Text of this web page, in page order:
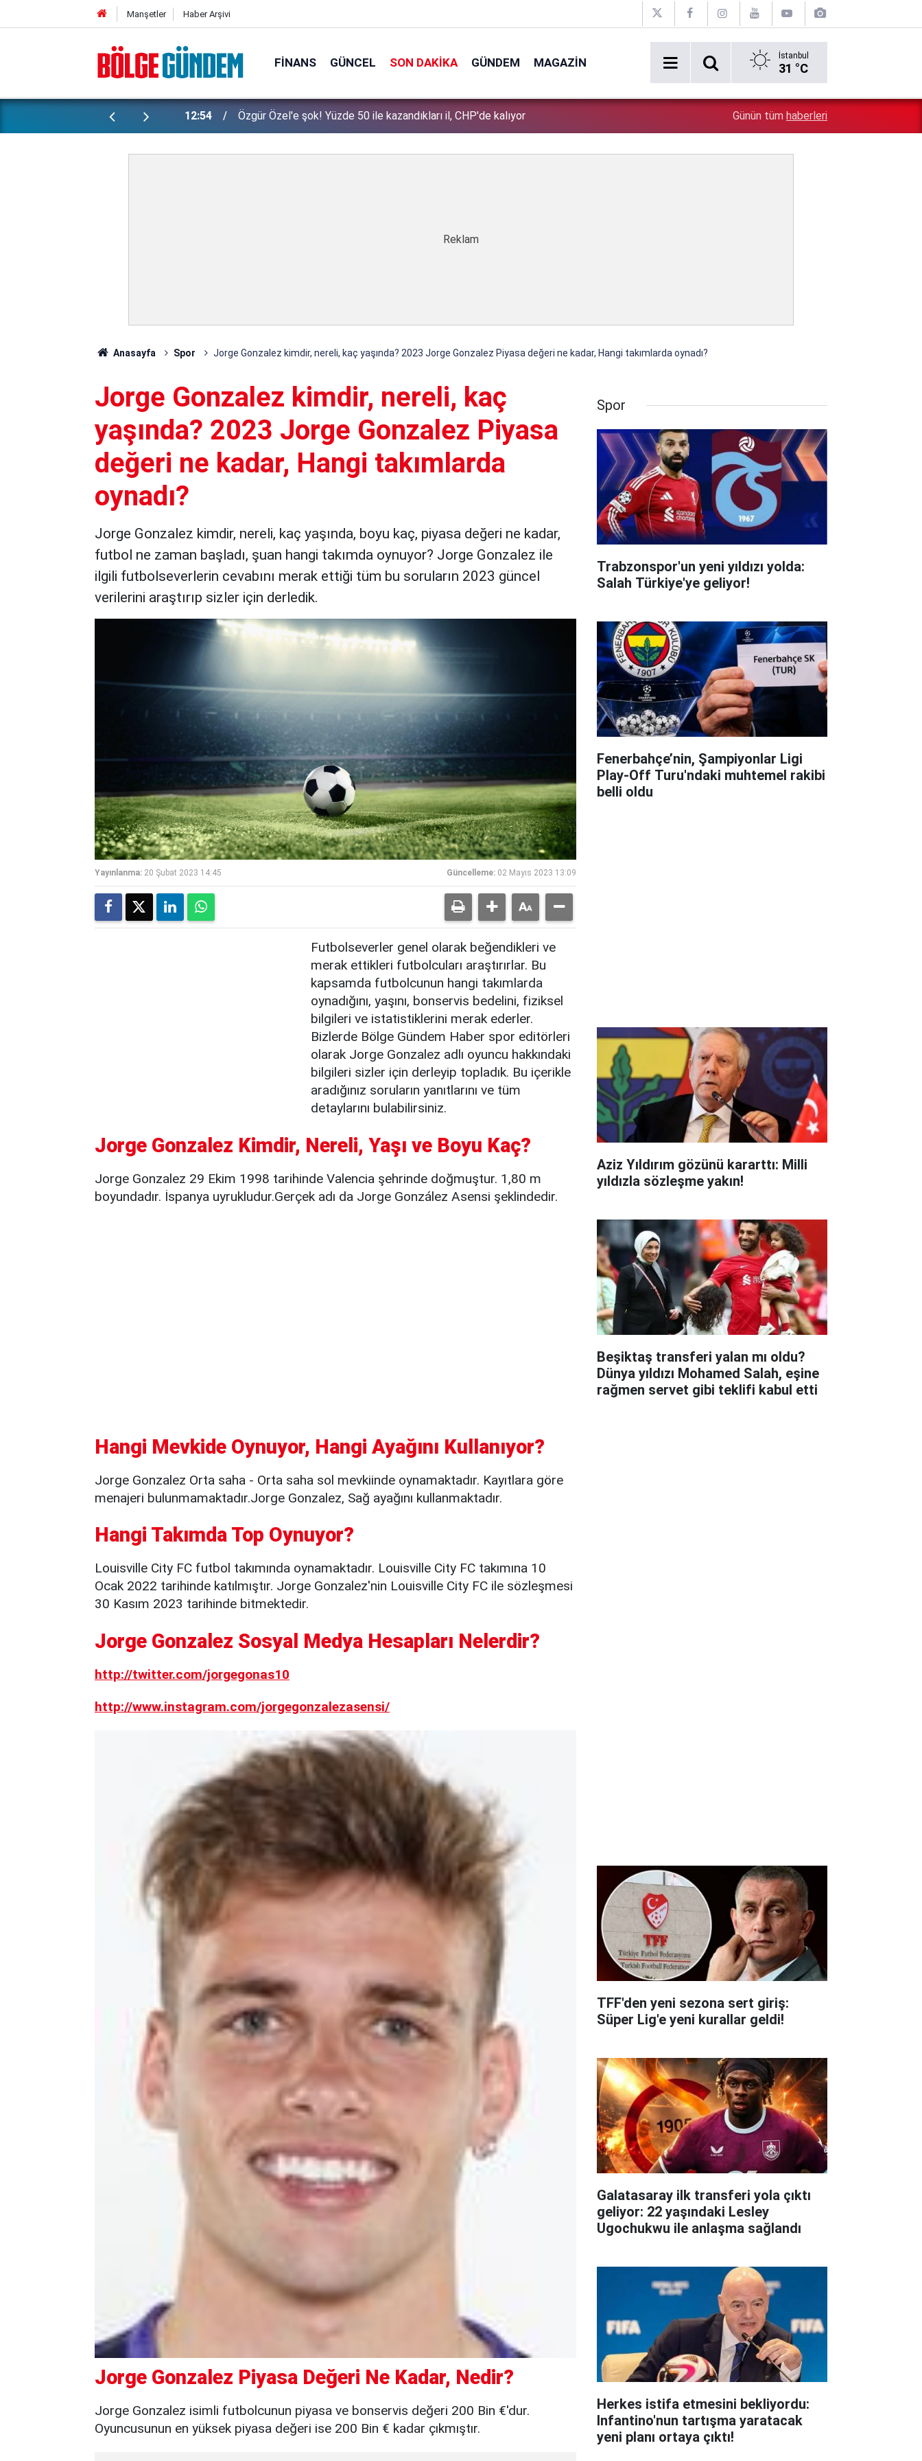
Manşetler Haber Arşivi
FINANS GÜNCEL SON DAKIKA GÜNDEM MAGAZIN İstanbul
31 °C
kimler faydalanamayacak?
12:54 Özgür Özel'e şok! Yüzde 50 ile kazandıkları il, CHP'de kalıyor Nilda Müge cinayetine ilişkin şok görüntüler ortaya
Günün tüm haberleri
Anasayfa Spor Jorge Gonzalez kimdir, nereli, kaç yaşında? 2023 Jorge Gonzalez Piyasa değeri ne kadar, Hangi takımlarda oynadı?
Jorge Gonzalez kimdir, nereli, kaç
yaşında? 2023 Jorge Gonzalez Piyasa
değeri ne kadar, Hangi takımlarda
oynadı?
Jorge Gonzalez kimdir, nereli, kaç yaşında, boyu kaç, piyasa değeri ne kadar,
futbol ne zaman başladı, şuan hangi takımda oynuyor? Jorge Gonzalez ile
ilgili futbolseverlerin cevabını merak ettiği tüm bu soruların 2023 güncel
verilerini araştırıp sizler için derledik.
Yayınlanma: 20 Şubat 2023 14:45 Güncelleme: 02 Mayıs 2023 13:09
Futbolseverler genel olarak beğendikleri ve
merak ettikleri futbolcuları araştırırlar. Bu
kapsamda futbolcunun hangi takımlarda
oynadığını, yaşını, bonservis bedelini, fiziksel
bilgileri ve istatistiklerini merak ederler.
Bizlerde Bölge Gündem Haber spor editörleri
olarak Jorge Gonzalez adlı oyuncu hakkındaki
bilgileri sizler için derleyip topladık. Bu içerikle
aradığınız soruların yanıtlarını ve tüm
detaylarını bulabilirsiniz.
Jorge Gonzalez Kimdir, Nereli, Yaşı ve Boyu Kaç?
Jorge Gonzalez 29 Ekim 1998 tarihinde Valencia şehrinde doğmuştur. 1,80 m
boyundadır. İspanya uyrukludur.Gerçek adı da Jorge González Asensi şeklindedir.
Hangi Mevkide Oynuyor, Hangi Ayağını Kullanıyor?
Jorge Gonzalez Orta saha - Orta saha sol mevkiinde oynamaktadır. Kayıtlara göre
menajeri bulunmamaktadır.Jorge Gonzalez, Sağ ayağını kullanmaktadır.
Hangi Takımda Top Oynuyor?
Louisville City FC futbol takımında oynamaktadır. Louisville City FC takımına 10
Ocak 2022 tarihinde katılmıştır. Jorge Gonzalez'nin Louisville City FC ile sözleşmesi
30 Kasım 2023 tarihinde bitmektedir.
Jorge Gonzalez Sosyal Medya Hesapları Nelerdir?
http://twitter.com/jorgegonas10
http://www.instagram.com/jorgegonzalezasensi/
Jorge Gonzalez Piyasa Değeri Ne Kadar, Nedir?
Jorge Gonzalez isimli futbolcunun piyasa ve bonservis değeri 200 Bin €'dur.
Oyuncusunun en yüksek piyasa değeri ise 200 Bin € kadar çıkmıştır.
Spor
Trabzonspor'un yeni yıldızı yolda:
Salah Türkiye'ye geliyor!
Fenerbahçe’nin, Şampiyonlar Ligi
Play-Off Turu'ndaki muhtemel rakibi
belli oldu
Aziz Yıldırım gözünü kararttı: Milli
yıldızla sözleşme yakın!
Beşiktaş transferi yalan mı oldu?
Dünya yıldızı Mohamed Salah, eşine
rağmen servet gibi teklifi kabul etti
TFF'den yeni sezona sert giriş:
Süper Lig'e yeni kurallar geldi!
Galatasaray ilk transferi yola çıktı
geliyor: 22 yaşındaki Lesley
Ugochukwu ile anlaşma sağlandı
Herkes istifa etmesini bekliyordu:
Infantino'nun tartışma yaratacak
yeni planı ortaya çıktı!